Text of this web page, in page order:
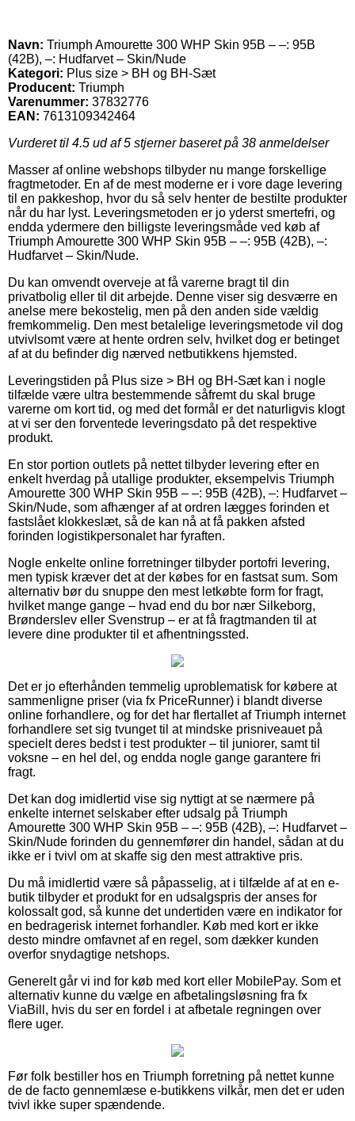
Navn: Triumph Amourette 300 WHP Skin 95B – –: 95B
(42B), –: Hudfarvet – Skin/Nude
Kategori: Plus size > BH og BH-Sæt
Producent: Triumph
Varenummer: 37832776
EAN: 7613109342464
Vurderet til 4.5 ud af 5 stjerner baseret på 38 anmeldelser
Masser af online webshops tilbyder nu mange forskellige
fragtmetoder. En af de mest moderne er i vore dage levering
til en pakkeshop, hvor du så selv henter de bestilte produkter
når du har lyst. Leveringsmetoden er jo yderst smertefri, og
endda ydermere den billigste leveringsmåde ved køb af
Triumph Amourette 300 WHP Skin 95B – –: 95B (42B), –:
Hudfarvet – Skin/Nude.
Du kan omvendt overveje at få varerne bragt til din
privatbolig eller til dit arbejde. Denne viser sig desværre en
anelse mere bekostelig, men på den anden side vældig
fremkommelig. Den mest betalelige leveringsmetode vil dog
utvivlsomt være at hente ordren selv, hvilket dog er betinget
af at du befinder dig nærved netbutikkens hjemsted.
Leveringstiden på Plus size > BH og BH-Sæt kan i nogle
tilfælde være ultra bestemmende såfremt du skal bruge
varerne om kort tid, og med det formål er det naturligvis klogt
at vi ser den forventede leveringsdato på det respektive
produkt.
En stor portion outlets på nettet tilbyder levering efter en
enkelt hverdag på utallige produkter, eksempelvis Triumph
Amourette 300 WHP Skin 95B – –: 95B (42B), –: Hudfarvet –
Skin/Nude, som afhænger af at ordren lægges forinden et
fastslået klokkeslæt, så de kan nå at få pakken afsted
forinden logistikpersonalet har fyraften.
Nogle enkelte online forretninger tilbyder portofri levering,
men typisk kræver det at der købes for en fastsat sum. Som
alternativ bør du snuppe den mest letkøbte form for fragt,
hvilket mange gange – hvad end du bor nær Silkeborg,
Brønderslev eller Svenstrup – er at få fragtmanden til at
levere dine produkter til et afhentningssted.
Det er jo efterhånden temmelig uproblematisk for købere at
sammenligne priser (via fx PriceRunner) i blandt diverse
online forhandlere, og for det har flertallet af Triumph internet
forhandlere set sig tvunget til at mindske prisniveauet på
specielt deres bedst i test produkter – til juniorer, samt til
voksne – en hel del, og endda nogle gange garantere fri
fragt.
Det kan dog imidlertid vise sig nyttigt at se nærmere på
enkelte internet selskaber efter udsalg på Triumph
Amourette 300 WHP Skin 95B – –: 95B (42B), –: Hudfarvet –
Skin/Nude forinden du gennemfører din handel, sådan at du
ikke er i tvivl om at skaffe sig den mest attraktive pris.
Du må imidlertid være så påpasselig, at i tilfælde af at en e-
butik tilbyder et produkt for en udsalgspris der anses for
kolossalt god, så kunne det undertiden være en indikator for
en bedragerisk internet forhandler. Køb med kort er ikke
desto mindre omfavnet af en regel, som dækker kunden
overfor snydagtige netshops.
Generelt går vi ind for køb med kort eller MobilePay. Som et
alternativ kunne du vælge en afbetalingsløsning fra fx
ViaBill, hvis du ser en fordel i at afbetale regningen over
flere uger.
Før folk bestiller hos en Triumph forretning på nettet kunne
de de facto gennemlæse e-butikkens vilkår, men det er uden
tvivl ikke super spændende.